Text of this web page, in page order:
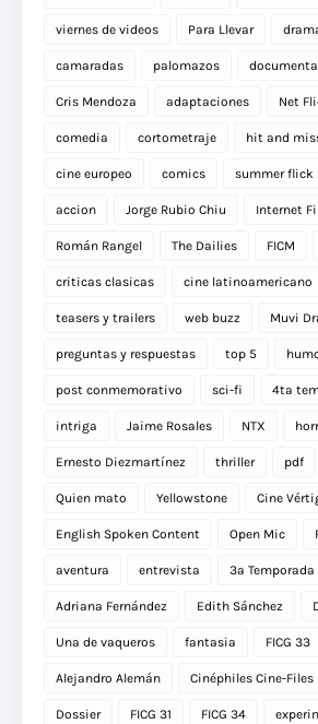
viernes de videos Para Llevar
camaradas palomazos
Cris Mendoza adaptaciones Net
comedia cortometraje hit and
cine europeo comics summer flick
accion Jorge Rubio Chiu Internet
Román Rangel The Dailies FICM
criticas clasicas cine latinoamericano
teasers y trailers web buzz Muvi
preguntas y respuestas top 5
post conmemorativo sci-fi 4ta
intriga Jaime Rosales NTX
Ernesto Diezmartínez thriller pdf
Quien mato Yellowstone Cine
English Spoken Content Open Mic
aventura entrevista 3a Temporada
Adriana Fernández Edith Sánchez
Una de vaqueros fantasia FICG 33
Alejandro Alemán Cinéphiles Cine-Files
Dossier FICG 31 FICG 34